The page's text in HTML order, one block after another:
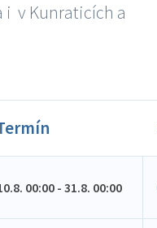
i v Kunraticích a
00:00 - 31.8. 00:00